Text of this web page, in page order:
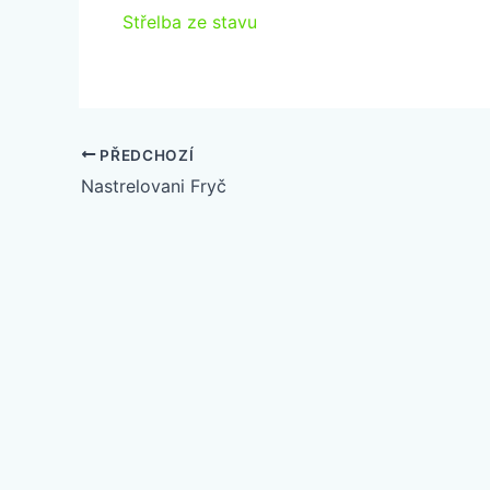
Střelba ze stavu
PŘEDCHOZÍ
Nastrelovani Fryč